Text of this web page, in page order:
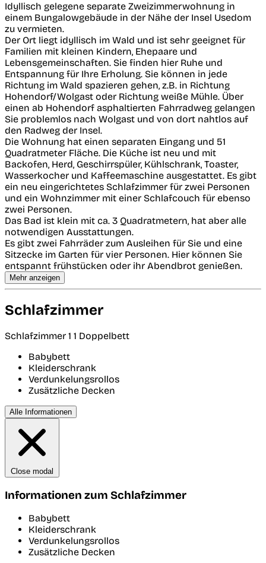
Idyllisch gelegene separate Zweizimmerwohnung in
einem Bungalowgebäude in der Nähe der Insel Usedom
zu vermieten.
Der Ort liegt idyllisch im Wald und ist sehr geeignet für
Familien mit kleinen Kindern, Ehepaare und
Lebensgemeinschaften. Sie finden hier Ruhe und
Entspannung für Ihre Erholung. Sie können in jede
Richtung im Wald spazieren gehen, z.B. in Richtung
Hohendorf/Wolgast oder Richtung weiße Mühle. Über
einen ab Hohendorf asphaltierten Fahrradweg gelangen
Sie problemlos nach Wolgast und von dort nahtlos auf
den Radweg der Insel.
Die Wohnung hat einen separaten Eingang und 51
Quadratmeter Fläche. Die Küche ist neu und mit
Backofen, Herd, Geschirrspüler, Kühlschrank, Toaster,
Wasserkocher und Kaffeemaschine ausgestattet. Es gibt
ein neu eingerichtetes Schlafzimmer für zwei Personen
und ein Wohnzimmer mit einer Schlafcouch für ebenso
zwei Personen.
Das Bad ist klein mit ca. 3 Quadratmetern, hat aber alle
notwendigen Ausstattungen.
Es gibt zwei Fahrräder zum Ausleihen für Sie und eine
Sitzecke im Garten für vier Personen. Hier können Sie
entspannt frühstücken oder ihr Abendbrot genießen.
Mehr anzeigen
Schlafzimmer
Schlafzimmer 1 1 Doppelbett
Babybett
Kleiderschrank
Verdunkelungsrollos
Zusätzliche Decken
Alle Informationen
Close modal
Informationen zum Schlafzimmer
Babybett
Kleiderschrank
Verdunkelungsrollos
Zusätzliche Decken